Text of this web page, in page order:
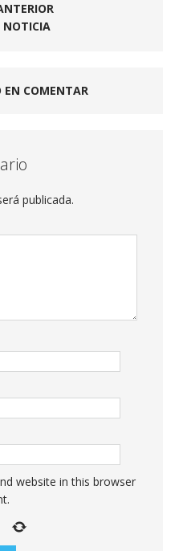
NOTICIA
EN COMENTAR
publicada.
website in this browser